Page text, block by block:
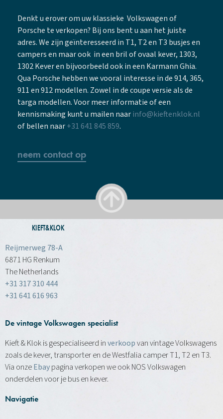
Denkt u erover om uw klassieke Volkswagen of
Porsche te verkopen? Bij ons bent u aan het juiste
adres. We zijn geïnteresseerd in T1, T2 en T3 busjes en
campers en maar ook in een bril of ovaal kever, 1303,
1302 Kever en bijvoorbeeld ook in een Karmann Ghia.
Qua Porsche hebben we vooral interesse in de 914, 365,
911 en 912 modellen. Zowel in de coupe versie als de
targa modellen. Voor meer informatie of een
kennismaking kunt u mailen naarinfo@kieftenklok.nl
of bellen naar+31 641 845 859.
neem contact op
KIEFT&KLOK
Reijmerweg 78-A
6871 HG Renkum
The Netherlands
+31 317 310 444
+31 641 616 963
De vintage Volkswagen specialist
Kieft & Klok is gespecialiseerd inverkoopvan vintage Volkswagens
zoals de kever, transporter en de Westfalia camper T1, T2 en T3.
Via onzeEbaypagina verkopen we ook NOS Volkswagen
onderdelen voor je bus en kever.
Navigatie